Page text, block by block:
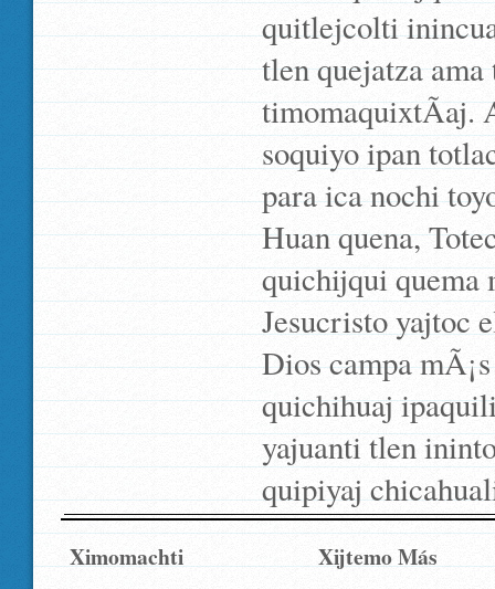
quitlejcolti
tlen quejatza
timomaquixtÃ­aj.
soquiyo ipan
para ica nochi
Huan quena,
quichijqui quema
Jesucristo yajtoc
Dios campa
quichihuaj
yajuanti tlen
quipiyaj
Ximomachti Xijtemo Más